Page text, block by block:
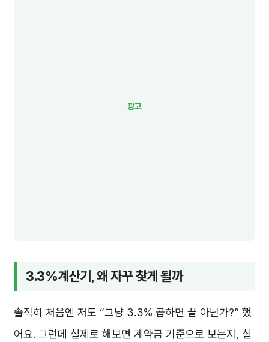
3.3%계산기, 왜 자꾸 찾게 될까
솔직히 처음엔 저도 “그냥 3.3% 곱하면 끝 아닌가?” 했
어요. 그런데 실제로 해보면 계약금 기준으로 보는지, 실